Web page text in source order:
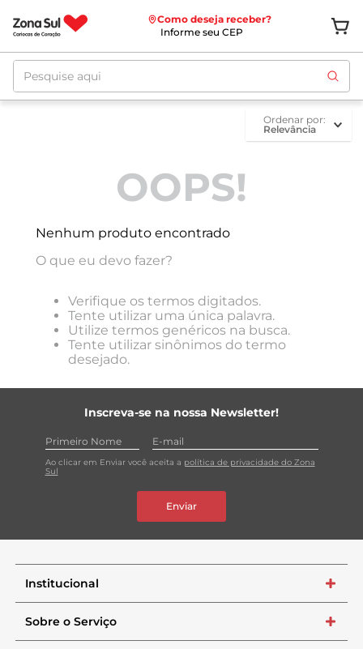
Como deseja receber?
Informe seu CEP
Pesquise aqui
ordenar por
Relevância
OOPS!
Nenhum produto encontrado
O que eu devo fazer?
Verifique os termos digitados.
Tente utilizar uma única palavra.
Utilize termos genéricos na busca.
Tente utilizar sinônimos do termo
desejado.
Inscreva-se na nossa Newsletter!
Ao clicar em Enviar você aceita a política de privacidade do Zona
Sul
Enviar
Institucional +
Sobre o Serviço +